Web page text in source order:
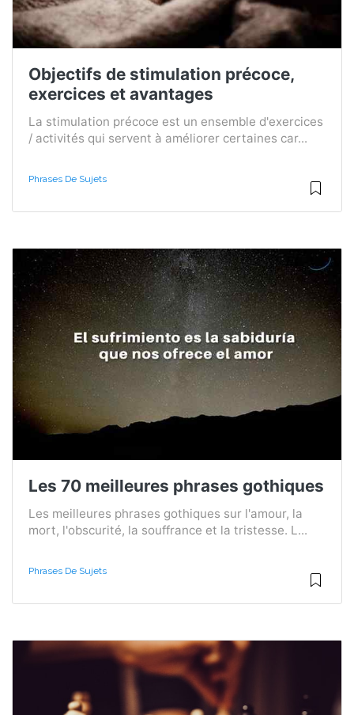
Objectifs de stimulation précoce,
exercices et avantages
La stimulation précoce est un ensemble d'exercices
/ activités qui servent à améliorer certaines car...
Phrases De Sujets
Les 70 meilleures phrases gothiques
Les meilleures phrases gothiques sur l'amour, la
mort, l'obscurité, la souffrance et la tristesse. L...
Phrases De Sujets